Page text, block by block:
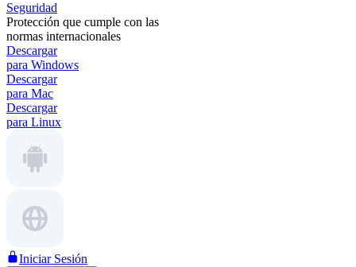
Seguridad
Protección que cumple con las
normas internacionales
Descargar
para Windows
Descargar
para Mac
Descargar
para Linux
Iniciar Sesión